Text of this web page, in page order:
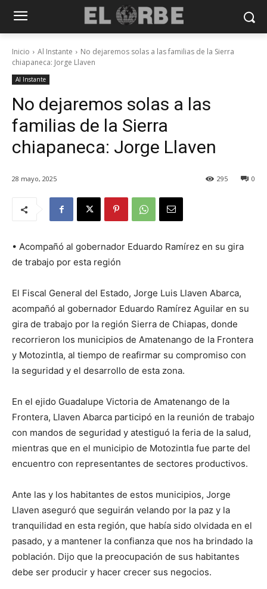
Inicio Al Instante
No dejaremos solas a las familias de la Sierra
chiapaneca: Jorge Llaven
Al Instante
No dejaremos solas a las
familias de la Sierra
chiapaneca: Jorge Llaven
28 mayo, 2025 0
295
• Acompañó al gobernador Eduardo Ramírez en su gira
de trabajo por esta región
El Fiscal General del Estado, Jorge Luis Llaven Abarca,
acompañó al gobernador Eduardo Ramírez Aguilar en su
gira de trabajo por la región Sierra de Chiapas, donde
recorrieron los municipios de Amatenango de la Frontera
y Motozintla, al tiempo de reafirmar su compromiso con
la seguridad y el desarrollo de esta zona.
En el ejido Guadalupe Victoria de Amatenango de la
Frontera, Llaven Abarca participó en la reunión de trabajo
con mandos de seguridad y atestiguó la feria de la salud,
mientras que en el municipio de Motozintla fue parte del
encuentro con representantes de sectores productivos.
Ante las y los habitantes de estos municipios, Jorge
Llaven aseguró que seguirán velando por la paz y la
tranquilidad en esta región, que había sido olvidada en el
pasado, y a mantener la confianza que nos ha brindado la
población. Dijo que la preocupación de sus habitantes
debe ser producir y hacer crecer sus negocios.